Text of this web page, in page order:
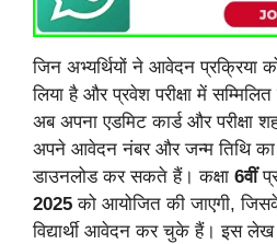
जिन अभ्यर्थियों ने आवेदन प्रक्रिया
लिया है और प्रवेश परीक्षा में
अब अपना एडमिट कार्ड और परीक्षा
अपने आवेदन नंबर और जन्म तिथि
डाउनलोड कर सकते हैं। कक्षा 6वीं
2025 को आयोजित की जाएगी,
विद्यार्थी आवेदन कर चुके हैं। इस लेख